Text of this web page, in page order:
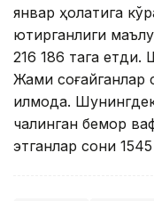
январ ҳолатига
юқтирганлиги
216 186 тага етди.
Жами соғайганлар
қилмоқда.
чалинган бемор
этганлар сони